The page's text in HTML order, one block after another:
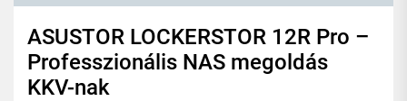
ASUSTOR LOCKERSTOR 12R Pro –
Professzionális NAS megoldás
KKV-nak